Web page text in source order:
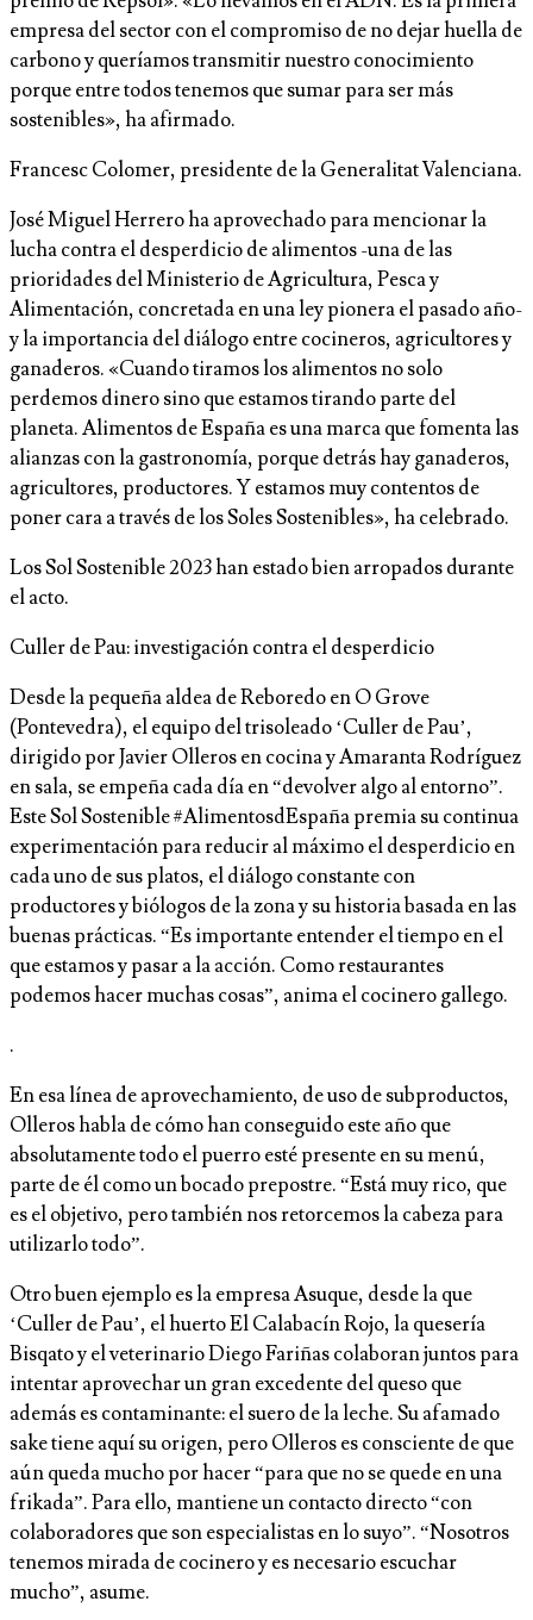
empresa del sector con el compromiso de no dejar huella de
carbono y queríamos transmitir nuestro conocimiento
porque entre todos tenemos que sumar para ser más
sostenibles», ha afirmado.
Francesc Colomer, presidente de la Generalitat Valenciana.
José Miguel Herrero ha aprovechado para mencionar la
lucha contra el desperdicio de alimentos -una de las
prioridades del Ministerio de Agricultura, Pesca y
Alimentación, concretada en una ley pionera el pasado año-
y la importancia del diálogo entre cocineros, agricultores y
ganaderos. «Cuando tiramos los alimentos no solo
perdemos dinero sino que estamos tirando parte del
planeta. Alimentos de España es una marca que fomenta las
alianzas con la gastronomía, porque detrás hay ganaderos,
agricultores, productores. Y estamos muy contentos de
poner cara a través de los Soles Sostenibles», ha celebrado.
Los Sol Sostenible 2023 han estado bien arropados durante
el acto.
Culler de Pau: investigación contra el desperdicio
Desde la pequeña aldea de Reboredo en O Grove
(Pontevedra), el equipo del trisoleado ‘Culler de Pau’,
dirigido por Javier Olleros en cocina y Amaranta Rodríguez
en sala, se empeña cada día en “devolver algo al entorno”.
Este Sol Sostenible #AlimentosdEspaña premia su continua
experimentación para reducir al máximo el desperdicio en
cada uno de sus platos, el diálogo constante con
productores y biólogos de la zona y su historia basada en las
buenas prácticas. “Es importante entender el tiempo en el
que estamos y pasar a la acción. Como restaurantes
podemos hacer muchas cosas”, anima el cocinero gallego.
.
En esa línea de aprovechamiento, de uso de subproductos,
Olleros habla de cómo han conseguido este año que
absolutamente todo el puerro esté presente en su menú,
parte de él como un bocado prepostre. “Está muy rico, que
es el objetivo, pero también nos retorcemos la cabeza para
utilizarlo todo”.
Otro buen ejemplo es la empresa Asuque, desde la que
‘Culler de Pau’, el huerto El Calabacín Rojo, la quesería
Bisqato y el veterinario Diego Fariñas colaboran juntos para
intentar aprovechar un gran excedente del queso que
además es contaminante: el suero de la leche. Su afamado
sake tiene aquí su origen, pero Olleros es consciente de que
aún queda mucho por hacer “para que no se quede en una
frikada”. Para ello, mantiene un contacto directo “con
colaboradores que son especialistas en lo suyo”. “Nosotros
tenemos mirada de cocinero y es necesario escuchar
mucho”, asume.